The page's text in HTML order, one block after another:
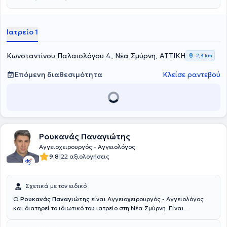
Αγγειοχειρουργική, στα Νοσοκομεία Ερυθρός Σταυρός και
λάβει Μετεκπαίδευση στο Εθνικό Καποδιστριακό Πανεπιστήμιο
Αθηνών στις Ενδαγγειακές Τεχνικές. Ο Ιατρός διατηρεί ιδιωτικό
Metropolitan και ΡΕΑ
Ιατρείο 1
Κωνσταντίνου Παλαιολόγου 4, Νέα Σμύρνη, ΑΤΤΙΚΗ 2,3 km
Επόμενη διαθεσιμότητα Κλείσε ραντεβού
Ρουκανάς Παναγιώτης
Αγγειοχειρουργός - Αγγειολόγος
9.8|22 αξιολογήσεις
Σχετικά με τον ειδικό
Ο Ρουκανάς Παναγιώτης είναι Αγγειοχειρουργός - Αγγειολόγος
και διατηρεί το ιδιωτικό του ιατρείο στη Νέα Σμύρνη. Είναι